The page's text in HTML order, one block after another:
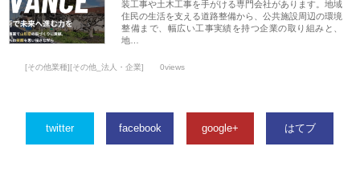
装工事や土木工事を手がける専門会社があります。地域
住民の生活を支える道路整備から、公共施設周辺の環境
整備まで、幅広い工事実績を持つ企業の取り組みと、
地…
[その他業種][その他_法人・企業] 0views
twitter facebook google+ はてブ